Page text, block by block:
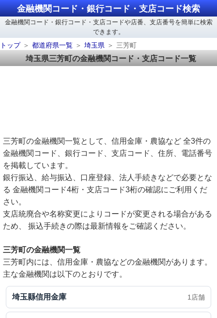
金融機関コード・銀行コード・支店コード検索
金融機関コード・銀行コード・支店コードや店番、支店番号を簡単に検索
できます。
トップ
都道府県一覧 埼玉県 三芳町
埼玉県三芳町の金融機関コード・支店コード一覧
三芳町の金融機関一覧として、信用金庫・農協など 全3件の
金融機関コード、銀行コード、支店コード、住所、電話番号
を掲載しています。
銀行振込、給与振込、口座登録、法人手続きなどで必要とな
る 金融機関コード4桁・支店コード3桁の確認にご利用くだ
さい。
支店統廃合や名称変更によりコードが変更される場合がある
ため、 振込手続きの際は最新情報をご確認ください。
三芳町の金融機関一覧
三芳町内には、信用金庫・農協などの金融機関があります。
主な金融機関は以下のとおりです。
埼玉縣信用金庫 1店舗